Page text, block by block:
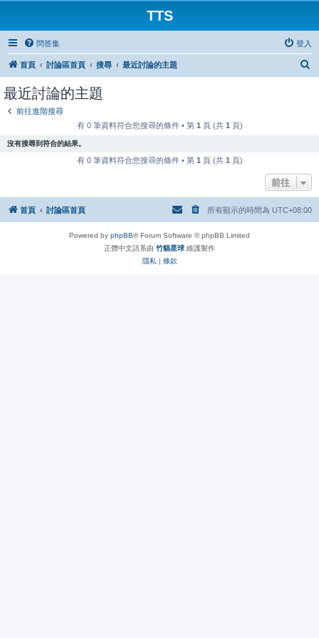
TTS
問答集 登入
首頁 討論區首頁 搜尋 最近討論的主題
最近討論的主題
前往進階搜尋
有 0 筆資料符合您搜尋的條件 • 第 1 頁 (共 1 頁)
沒有搜尋到符合的結果。
有 0 筆資料符合您搜尋的條件 • 第 1 頁 (共 1 頁)
前往
首頁 討論區首頁 所有顯示的時間為 UTC+08:00
Powered by phpBB® Forum Software © phpBB Limited
正體中文語系由 竹貓星球 維護製作
隱私 | 條款